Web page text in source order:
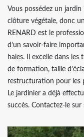
Vous possédez un
clôture végétale, donc
RENARD est le
d’un savoir-faire
haies. Il excelle dans
de formation, taille
restructuration pour les
Le jardinier a déjà
succès. Contactez-le sur